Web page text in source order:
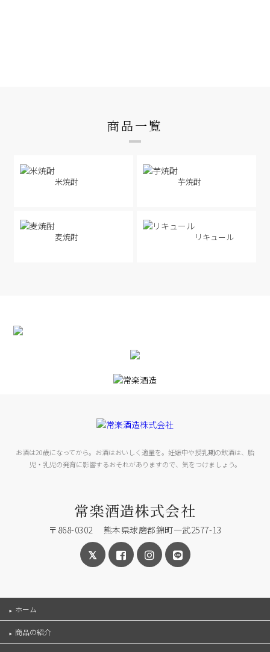
商品一覧
米焼酎 芋焼酎
麦焼酎 リキュール
お酒は20歳になってから。お酒はおいしく適量を。妊娠中や授乳期の飲酒は、胎
児・乳児の発育に影響するおそれがありますので、気をつけましょう。
常楽酒造株式会社
〒868-0302 熊本県球磨郡錦町一武2577-13
ホーム
商品の紹介